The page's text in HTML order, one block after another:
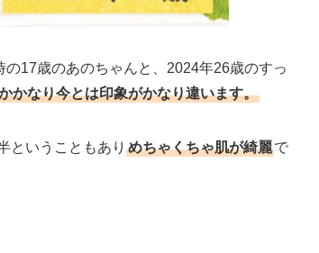
17歳のあのちゃんと、2024年26歳のすっ
かなり今とは印象がかなり違います。
ということもあり めちゃくちゃ肌が綺麗で